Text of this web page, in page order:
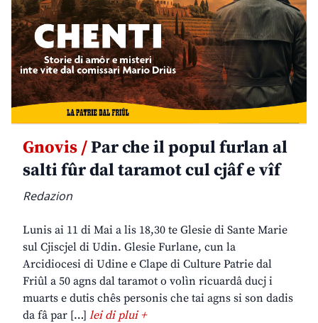
Gnovis /Par che il popul furlan al
salti fûr dal taramot cul cjâf e vîf
Redazion
Lunis ai 11 di Mai a lis 18,30 te Glesie di Sante Marie
sul Cjiscjel di Udin. Glesie Furlane, cun la
Arcidiocesi di Udine e Clape di Culture Patrie dal
Friûl a 50 agns dal taramot o volìn ricuardâ ducj i
muarts e dutis chês personis che tai agns si son dadis
da fâ par […] lei di plui +